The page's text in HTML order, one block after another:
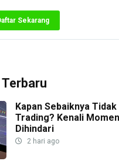
Sekarang
Kapan Sebaiknya
Trading? Kenali
Dihindari
2 hari ago